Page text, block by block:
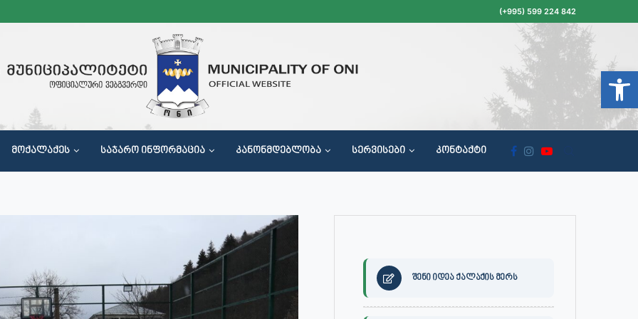
(+995) 599 224 842
ᲛᲝᲥᲐᲚᲐᲥᲔᲡ ᲡᲐᲯᲐᲠᲝ ᲘᲜᲤᲝᲠᲛᲐᲪᲘᲐ ᲙᲐᲜᲝᲜᲛᲓᲔᲑᲚᲝᲑᲐ ᲡᲔᲠᲕᲘᲡᲔᲑᲘ ᲙᲝᲜᲢᲐᲥᲢᲘ
შენი იდეა ქალაქის მერს